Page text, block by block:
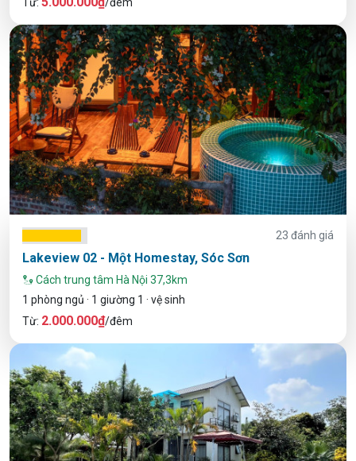
Từ:
/đêm
23 đánh giá
Lakeview 02 - Một Homestay, Sóc Sơn
Cách trung tâm Hà Nội 37,3km
1 phòng ngủ · 1 giường 1 · vệ sinh
Từ: 2.000.000₫/đêm